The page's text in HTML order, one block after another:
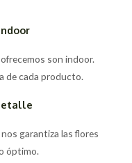
son indoor.
de cada producto.
garantiza las flores
óptimo.